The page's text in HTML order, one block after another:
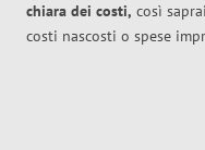
chiara dei costi, così
costi nascosti o spese